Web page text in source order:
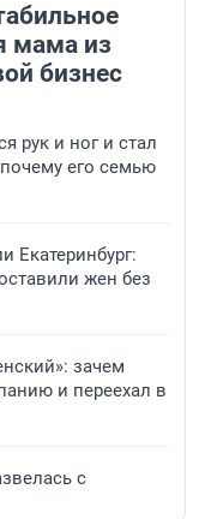
мама из
бизнес
рук и ног и стал
его семью
Екатеринбург:
жен без
зачем
и переехал в
с